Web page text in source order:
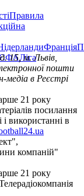
Правила
Франція
Ліга
15, м. Львів,
пошти
медіа в Реєстрі
21 року
посилання
використанні в
компаній"
21 року